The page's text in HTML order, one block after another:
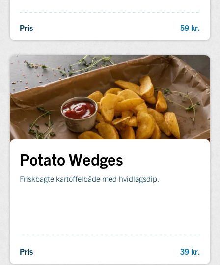
Pris 59 kr.
Potato Wedges
Friskbagte kartoffelbåde med hvidløgsdip.
Pris 39 kr.